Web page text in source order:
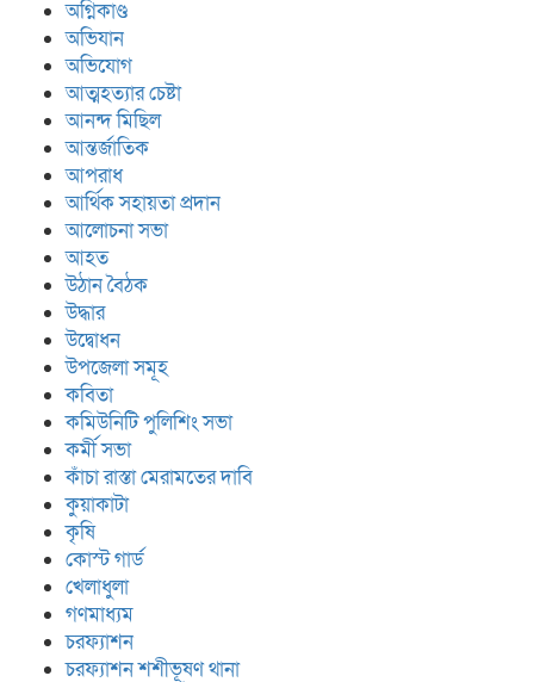
অগ্নিকাণ্ড
অভিযান
অভিযোগ
আত্মহত্যার চেষ্টা
আনন্দ মিছিল
আন্তর্জাতিক
আপরাধ
আর্থিক সহায়তা প্রদান
আলোচনা সভা
আহত
উঠান বৈঠক
উদ্ধার
উদ্বোধন
উপজেলা সমূহ
কবিতা
কমিউনিটি পুলিশিং সভা
কর্মী সভা
কাঁচা রাস্তা মেরামতের দাবি
কুয়াকাটা
কৃষি
কোস্ট গার্ড
খেলাধুলা
গণমাধ্যম
চরফ্যাশন
চরফ্যাশন শশীভূষণ থানা